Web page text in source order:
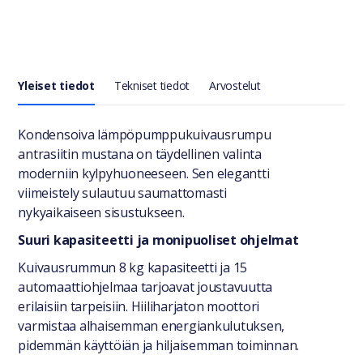
Yleiset tiedot Tekniset tiedot Arvostelut
Yleiset tiedot
Kondensoiva lämpöpumppukuivausrumpu
antrasiitin mustana on täydellinen valinta
moderniin kylpyhuoneeseen. Sen elegantti
viimeistely sulautuu saumattomasti
nykyaikaiseen sisustukseen.
Suuri kapasiteetti ja monipuoliset ohjelmat
Kuivausrummun 8 kg kapasiteetti ja 15
automaattiohjelmaa tarjoavat joustavuutta
erilaisiin tarpeisiin. Hiiliharjaton moottori
varmistaa alhaisemman energiankulutuksen,
pidemmän käyttöiän ja hiljaisemman toiminnan.